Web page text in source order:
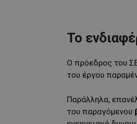
Το
Ο πρόεδρος του
του έργου
Παράλληλα,
του παραγόμενου